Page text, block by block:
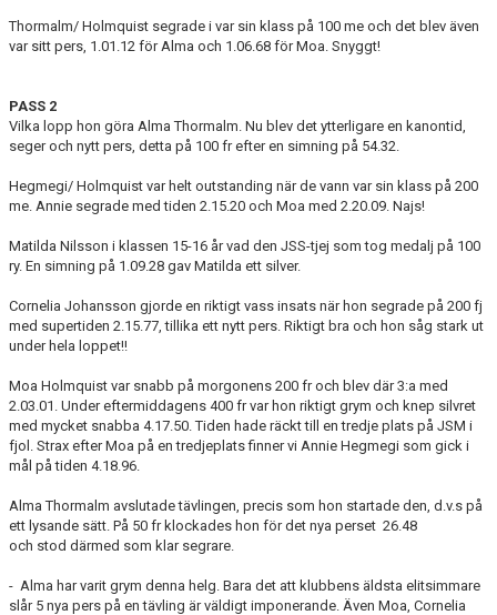
Thormalm/ Holmquist segrade i var sin klass på 100 me och det blev även
var sitt pers, 1.01.12 för Alma och 1.06.68 för Moa. Snyggt!
PASS 2
Vilka lopp hon göra Alma Thormalm. Nu blev det ytterligare en kanontid,
seger och nytt pers, detta på 100 fr efter en simning på 54.32.
Hegmegi/ Holmquist var helt outstanding när de vann var sin klass på 200
me. Annie segrade med tiden 2.15.20 och Moa med 2.20.09. Najs!
Matilda Nilsson i klassen 15-16 år vad den JSS-tjej som tog medalj på 100
ry. En simning på 1.09.28 gav Matilda ett silver.
Cornelia Johansson gjorde en riktigt vass insats när hon segrade på 200 fj
med supertiden 2.15.77, tillika ett nytt pers. Riktigt bra och hon såg stark ut
under hela loppet!!
Moa Holmquist var snabb på morgonens 200 fr och blev där 3:a med
2.03.01. Under eftermiddagens 400 fr var hon riktigt grym och knep silvret
med mycket snabba 4.17.50. Tiden hade räckt till en tredje plats på JSM i
fjol. Strax efter Moa på en tredjeplats finner vi Annie Hegmegi som gick i
mål på tiden 4.18.96.
Alma Thormalm avslutade tävlingen, precis som hon startade den, d.v.s på
ett lysande sätt. På 50 fr klockades hon för det nya perset 26.48
och stod därmed som klar segrare.
- Alma har varit grym denna helg. Bara det att klubbens äldsta elitsimmare
slår 5 nya pers på en tävling är väldigt imponerande. Även Moa, Cornelia